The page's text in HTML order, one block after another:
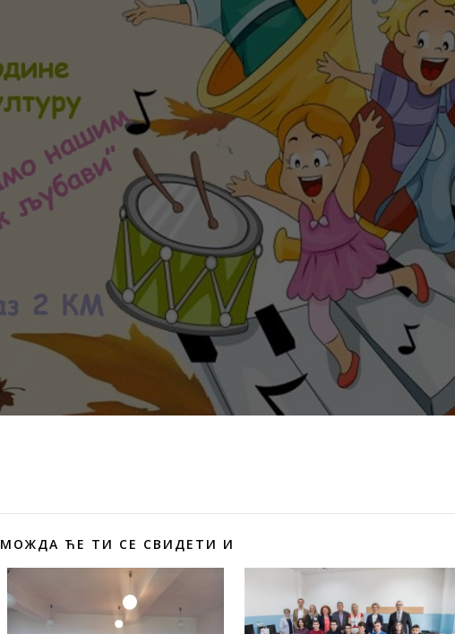
МОЖДА ЋЕ ТИ СЕ СВИДЕТИ И